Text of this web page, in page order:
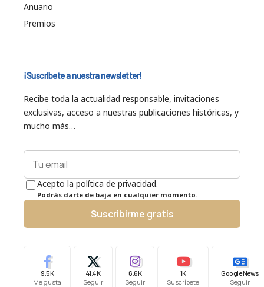
Anuario
Premios
¡Suscríbete a nuestra newsletter!
Recibe toda la actualidad responsable, invitaciones
exclusivas, acceso a nuestras publicaciones históricas, y
mucho más…
Acepto la política de privacidad.
Podrás darte de baja en cualquier momento.
Suscribirme gratis
9.5K
Me gusta
41.4K
Seguir
6.6K
Seguir
1K
Suscríbete
Google News
Seguir